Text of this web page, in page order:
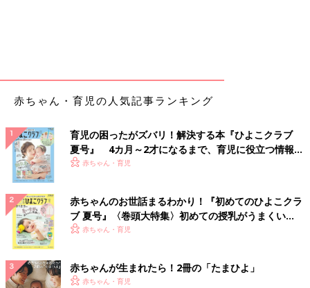
赤ちゃん・育児の人気記事ランキング
育児の困ったがズバリ！解決する本『ひよこクラブ
夏号』 4カ月～2才になるまで、育児に役立つ情報が
いっぱい！
赤ちゃん・育児
赤ちゃんのお世話まるわかり！『初めてのひよこクラ
ブ 夏号』〈巻頭大特集〉初めての授乳がうまくい
く！ おっぱい・ミルクの基本と夏のトラブル 解決テ
赤ちゃん・育児
赤ちゃんが生まれたら！2冊の「たまひよ」
赤ちゃん・育児